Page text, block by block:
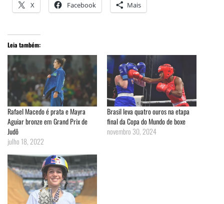
X Facebook Mais
Leia também:
Rafael Macedo é prata e Mayra
Aguiar bronze em Grand Prix de
Judô
julho 18, 2022
Brasil leva quatro ouros na etapa
final da Copa do Mundo de boxe
novembro 30, 2024